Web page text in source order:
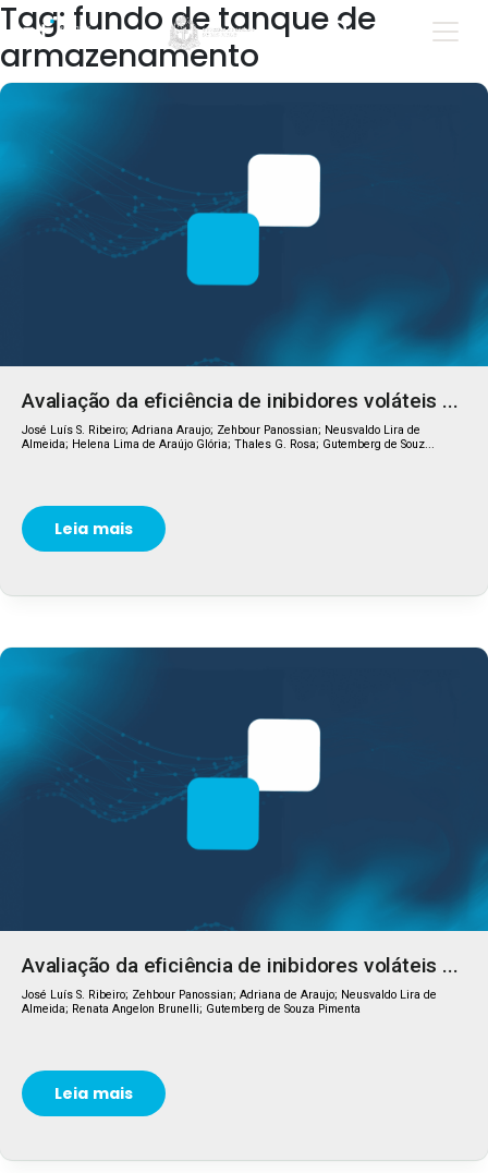
Tag: fundo de tanque de
armazenamento
Avaliação da eficiência de inibidores voláteis ...
José Luís S. Ribeiro; Adriana Araujo; Zehbour Panossian; Neusvaldo Lira de
Almeida; Helena Lima de Araújo Glória; Thales G. Rosa; Gutemberg de Souz...
Leia mais
Avaliação da eficiência de inibidores voláteis ...
José Luís S. Ribeiro; Zehbour Panossian; Adriana de Araujo; Neusvaldo Lira de
Almeida; Renata Angelon Brunelli; Gutemberg de Souza Pimenta
Leia mais